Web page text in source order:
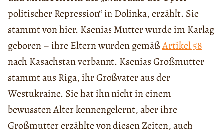
politischer Repression“ in Dolinka, erzählt. Sie
stammt von hier. Ksenias Mutter wurde im Karlag
geboren – ihre Eltern wurden gemäßArtikel 58
nach Kasachstan verbannt. Ksenias Großmutter
stammt aus Riga, ihr Großvater aus der
Westukraine. Sie hat ihn nicht in einem
bewussten Alter kennengelernt, aber ihre
Großmutter erzählte von diesen Zeiten, auch